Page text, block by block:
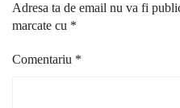
Adresa ta de email nu va fi
marcate cu *
Comentariu *